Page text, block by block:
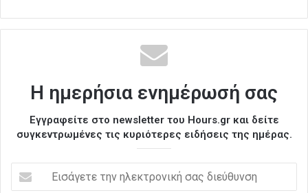
Η ημερήσια ενημέρωσή σας
Εγγραφείτε στο newsletter του Hours.gr και δείτε
συγκεντρωμένες τις κυριότερες ειδήσεις της ημέρας.